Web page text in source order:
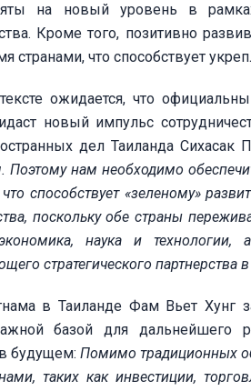
на новый уровень в
Кроме того, позитивно
странами, что способствует
ожидается, что
новый импульс
дел Таиланда Сихасак
Поэтому нам необходимо
способствует «зеленому»
поскольку обе страны
наука и технологии,
стратегического партнерства
в Таиланде Фам Вьет Хунг
базой для дальнейшего
будущем: Помимо традиционных
таких как инвестиции,